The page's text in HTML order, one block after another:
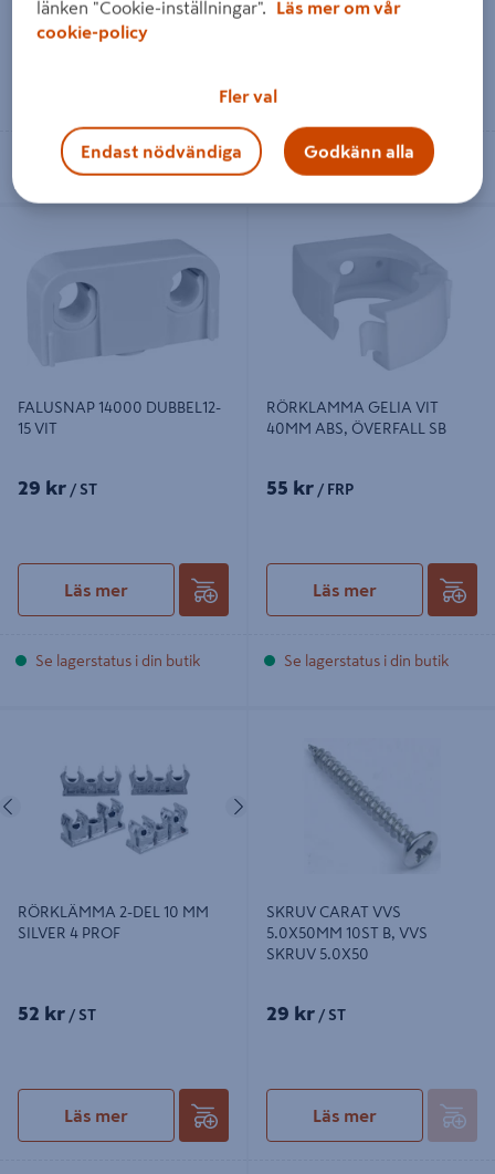
Se lagerstatus i din butik Se lagerstatus i din butik
FALUSNAP 14000 DUBBEL12-
15 VIT
29 kr / ST
Läs mer
Se lagerstatus i din butik
ABS, ÖVERFALL SB
RÖRKLAMMA GELIA VIT
40MM ABS, ÖVERFALL SB
55 kr / FRP
Läs mer
Se lagerstatus i din butik
Föregående
RÖRKLÄMMA 2-DEL 10 MM
SILVER 4 PROF
52 kr / ST
Läs mer
10ST B, VVS SKRUV 5.0X50
SKRUV CARAT VVS
5.0X50MM 10ST B, VVS
SKRUV 5.0X50
29 kr / ST
Läs mer
länken "Cookie-inställningar".
Läs mer om vår
cookie-policy
Fler val
Endast nödvändiga Godkänn alla